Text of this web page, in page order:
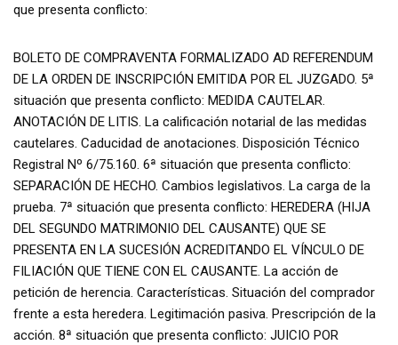
que presenta conflicto:
BOLETO DE COMPRAVENTA FORMALIZADO AD REFERENDUM
DE LA ORDEN DE INSCRIPCIÓN EMITIDA POR EL JUZGADO. 5ª
situación que presenta conflicto: MEDIDA CAUTELAR.
ANOTACIÓN DE LITIS. La calificación notarial de las medidas
cautelares. Caducidad de anotaciones. Disposición Técnico
Registral Nº 6/75.160. 6ª situación que presenta conflicto:
SEPARACIÓN DE HECHO. Cambios legislativos. La carga de la
prueba. 7ª situación que presenta conflicto: HEREDERA (HIJA
DEL SEGUNDO MATRIMONIO DEL CAUSANTE) QUE SE
PRESENTA EN LA SUCESIÓN ACREDITANDO EL VÍNCULO DE
FILIACIÓN QUE TIENE CON EL CAUSANTE. La acción de
petición de herencia. Características. Situación del comprador
frente a esta heredera. Legitimación pasiva. Prescripción de la
acción. 8ª situación que presenta conflicto: JUICIO POR